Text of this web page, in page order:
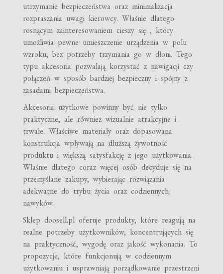
utrzymanie bezpieczeństwa oraz minimalizacja
rozpraszania uwagi kierowcy. Właśnie dlatego
rosnącym zainteresowaniem cieszy się , który
umożliwia pewne umieszczenie urządzenia w polu
wzroku, bez potrzeby trzymania go w dłoni. Tego
typu akcesoria pozwalają korzystać z nawigacji czy
połączeń w sposób bardziej bezpieczny i spójny z
zasadami bezpieczeństwa.
Akcesoria użytkowe powinny być nie tylko
praktyczne, ale również wizualnie atrakcyjne i
trwałe. Właściwe materiały oraz dopasowana
konstrukcja wpływają na dłuższą żywotność
produktu i większą satysfakcję z jego użytkowania.
Właśnie dlatego coraz więcej osób decyduje się na
przemyślane zakupy, wybierając rozwiązania
adekwatne do trybu życia oraz codziennych
nawyków.
Sklep doosell.pl oferuje produkty, które reagują na
realne potrzeby użytkowników, koncentrujących się
na praktyczność, wygodę oraz jakość wykonania. To
propozycje, które funkcjonują w codziennym
użytkowaniu i usprawniają porządkowanie przestrzeni